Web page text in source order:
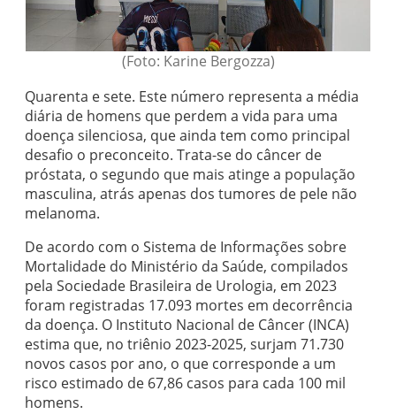
(Foto: Karine Bergozza)
Quarenta e sete. Este número representa a média
diária de homens que perdem a vida para uma
doença silenciosa, que ainda tem como principal
desafio o preconceito. Trata-se do câncer de
próstata, o segundo que mais atinge a população
masculina, atrás apenas dos tumores de pele não
melanoma.
De acordo com o Sistema de Informações sobre
Mortalidade do Ministério da Saúde, compilados
pela Sociedade Brasileira de Urologia, em 2023
foram registradas 17.093 mortes em decorrência
da doença. O Instituto Nacional de Câncer (INCA)
estima que, no triênio 2023-2025, surjam 71.730
novos casos por ano, o que corresponde a um
risco estimado de 67,86 casos para cada 100 mil
homens.